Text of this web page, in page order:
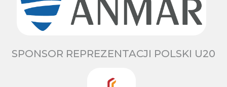
SPONSOR REPREZENTACJI POLSKI U20